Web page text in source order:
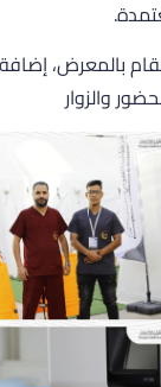
بالمعرض،
والزوار